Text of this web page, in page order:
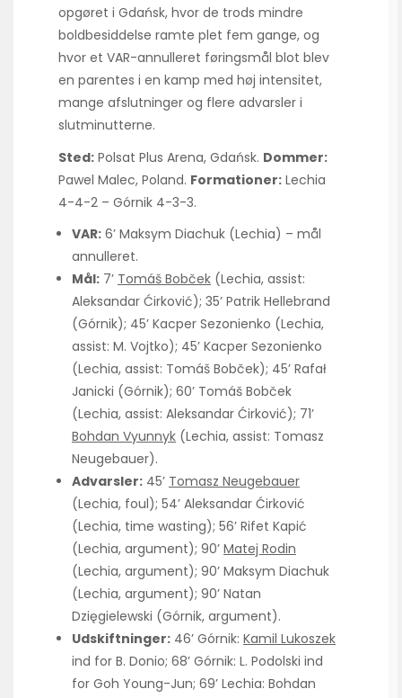
opgøret i Gdańsk, hvor de trods mindre
boldbesiddelse ramte plet fem gange, og
hvor et VAR-annulleret føringsmål blot blev
en parentes i en kamp med høj intensitet,
mange afslutninger og flere advarsler i
slutminutterne.
Sted: Polsat Plus Arena, Gdańsk. Dommer:
Pawel Malec, Poland. Formationer: Lechia
4-4-2 – Górnik 4-3-3.
VAR: 6’ Maksym Diachuk (Lechia) – mål
annulleret.
Mål: 7’ Tomáš Bobček (Lechia, assist:
Aleksandar Ćirković); 35’ Patrik Hellebrand
(Górnik); 45’ Kacper Sezonienko (Lechia,
assist: M. Vojtko); 45’ Kacper Sezonienko
(Lechia, assist: Tomáš Bobček); 45’ Rafał
Janicki (Górnik); 60’ Tomáš Bobček
(Lechia, assist: Aleksandar Ćirković); 71’
Bohdan Vyunnyk (Lechia, assist: Tomasz
Neugebauer).
Advarsler: 45’ Tomasz Neugebauer
(Lechia, foul); 54’ Aleksandar Ćirković
(Lechia, time wasting); 56’ Rifet Kapić
(Lechia, argument); 90’ Matej Rodin
(Lechia, argument); 90’ Maksym Diachuk
(Lechia, argument); 90’ Natan
Dzięgielewski (Górnik, argument).
Udskiftninger: 46’ Górnik: Kamil Lukoszek
ind for B. Donio; 68’ Górnik: L. Podolski ind
for Goh Young-Jun; 69’ Lechia: Bohdan